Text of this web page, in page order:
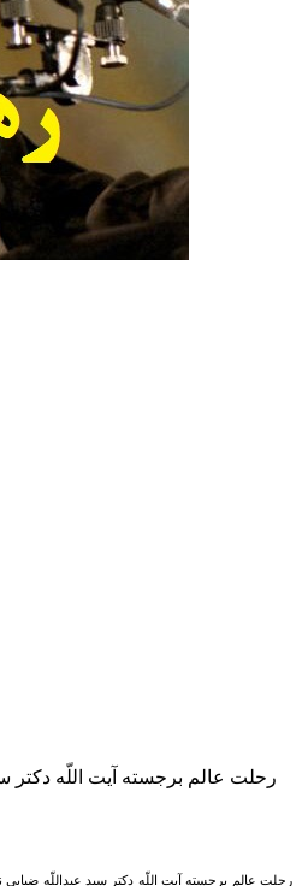
رحلت عالم برجسته آیت اللّه دکتر
رحلت عالم برجسته آیت اللّه دکتر سید عبداللّه